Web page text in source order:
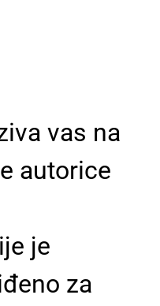
vas na
autorice
je
za